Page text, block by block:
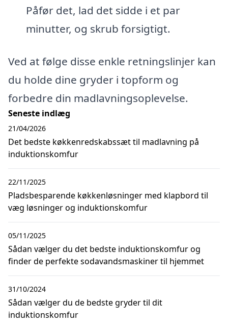
Påfør det, lad det sidde i et par
minutter, og skrub forsigtigt.
Ved at følge disse enkle retningslinjer kan
du holde dine gryder i topform og
forbedre din madlavningsoplevelse.
Seneste indlæg
Det bedste køkkenredskabssæt til madlavning på
induktionskomfur
21/04/2026
Pladsbesparende køkkenløsninger med klapbord til
væg løsninger og induktionskomfur
22/11/2025
Sådan vælger du det bedste induktionskomfur og
finder de perfekte sodavandsmaskiner til hjemmet
05/11/2025
Sådan vælger du de bedste gryder til dit
induktionskomfur
31/10/2024